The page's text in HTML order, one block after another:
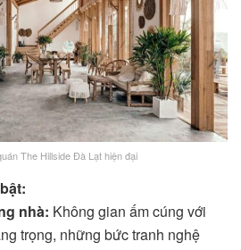
The Hillside Đà Lạt hiện đại
nhà: Không gian ấm cúng với
trọng, những bức tranh nghệ